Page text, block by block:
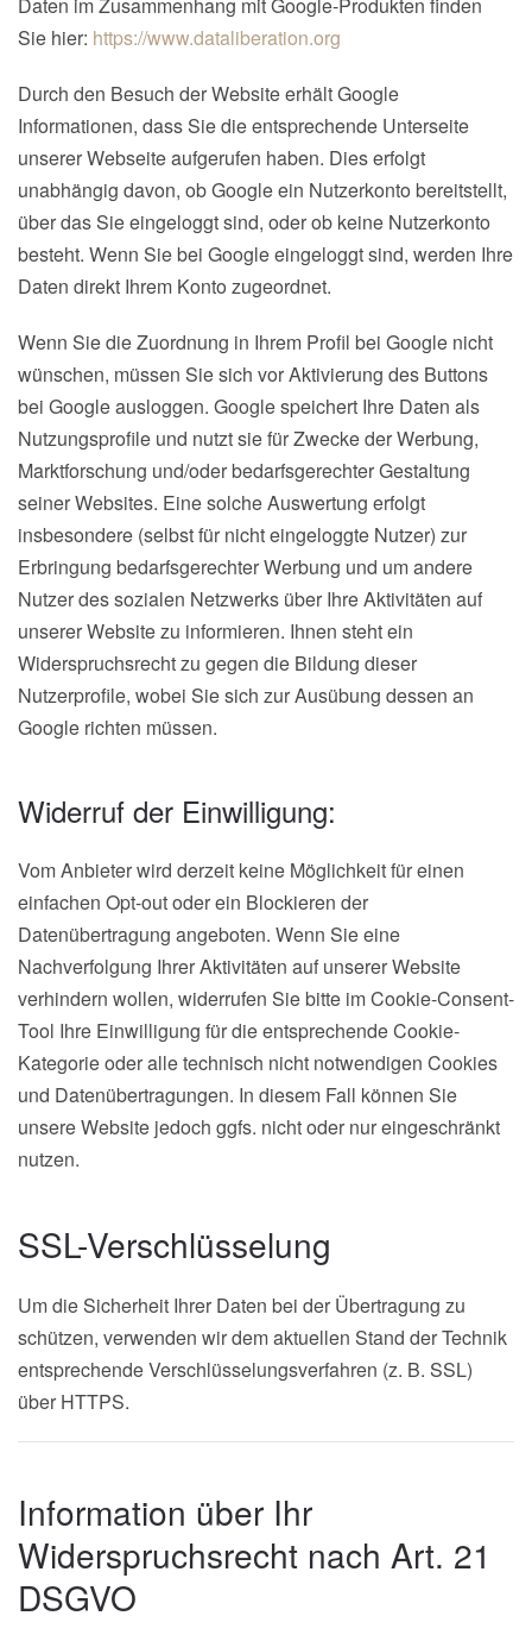
Sie hier: https://www.dataliberation.org
Durch den Besuch der Website erhält Google
Informationen, dass Sie die entsprechende Unterseite
unserer Webseite aufgerufen haben. Dies erfolgt
unabhängig davon, ob Google ein Nutzerkonto bereitstellt,
über das Sie eingeloggt sind, oder ob keine Nutzerkonto
besteht. Wenn Sie bei Google eingeloggt sind, werden Ihre
Daten direkt Ihrem Konto zugeordnet.
Wenn Sie die Zuordnung in Ihrem Profil bei Google nicht
wünschen, müssen Sie sich vor Aktivierung des Buttons
bei Google ausloggen. Google speichert Ihre Daten als
Nutzungsprofile und nutzt sie für Zwecke der Werbung,
Marktforschung und/oder bedarfsgerechter Gestaltung
seiner Websites. Eine solche Auswertung erfolgt
insbesondere (selbst für nicht eingeloggte Nutzer) zur
Erbringung bedarfsgerechter Werbung und um andere
Nutzer des sozialen Netzwerks über Ihre Aktivitäten auf
unserer Website zu informieren. Ihnen steht ein
Widerspruchsrecht zu gegen die Bildung dieser
Nutzerprofile, wobei Sie sich zur Ausübung dessen an
Google richten müssen.
Widerruf der Einwilligung:
Vom Anbieter wird derzeit keine Möglichkeit für einen
einfachen Opt-out oder ein Blockieren der
Datenübertragung angeboten. Wenn Sie eine
Nachverfolgung Ihrer Aktivitäten auf unserer Website
verhindern wollen, widerrufen Sie bitte im Cookie-Consent-
Tool Ihre Einwilligung für die entsprechende Cookie-
Kategorie oder alle technisch nicht notwendigen Cookies
und Datenübertragungen. In diesem Fall können Sie
unsere Website jedoch ggfs. nicht oder nur eingeschränkt
nutzen.
SSL-Verschlüsselung
Um die Sicherheit Ihrer Daten bei der Übertragung zu
schützen, verwenden wir dem aktuellen Stand der Technik
entsprechende Verschlüsselungsverfahren (z. B. SSL)
über HTTPS.
Information über Ihr
Widerspruchsrecht nach Art. 21
DSGVO